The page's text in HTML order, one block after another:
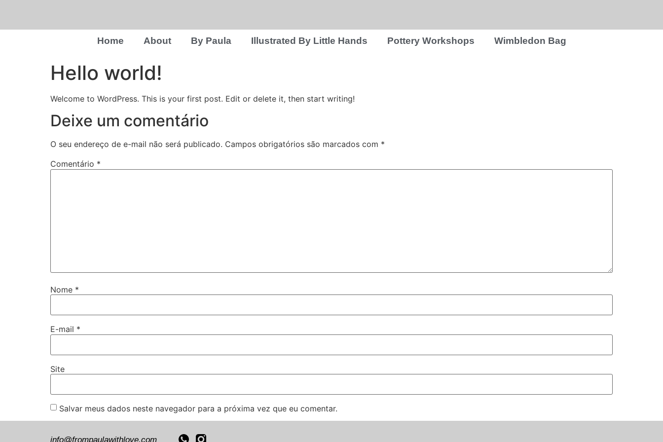
Home About By Paula Illustrated By Little Hands Pottery Workshops Wimbledon Bag
Hello world!
Welcome to WordPress. This is your first post. Edit or delete it, then start writing!
Deixe um comentário
O seu endereço de e-mail não será publicado. Campos obrigatórios são marcados com *
Comentário *
Nome *
E-mail *
Site
Salvar meus dados neste navegador para a próxima vez que eu comentar.
info@frompaulawithlove.com